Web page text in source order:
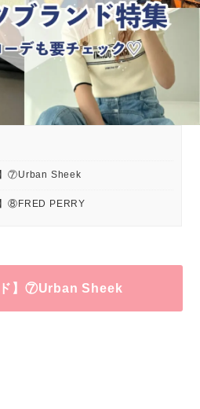
】⑦Urban Sheek
⑧FRED PERRY
ド】⑦Urban Sheek